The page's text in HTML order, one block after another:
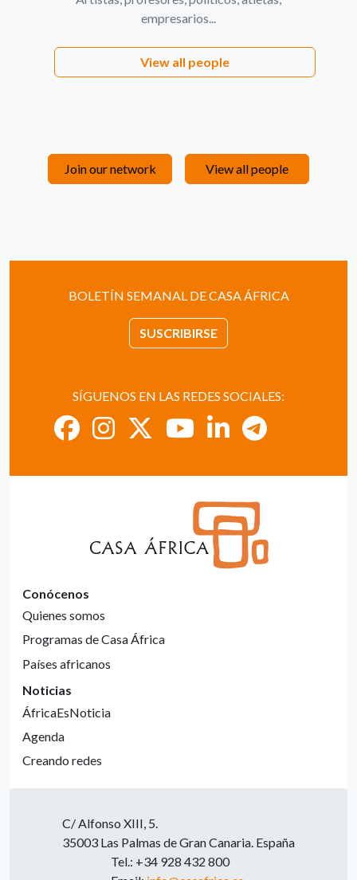
empresarios...
View all people
Join our network View all people
BOLETÍN SEMANAL DE CASA ÁFRICA
SUSCRIBIRSE
SÍGUENOS EN LAS REDES SOCIALES:
Conócenos
Quienes somos
Programas de Casa África
Países africanos
Noticias
ÁfricaEsNoticia
Agenda
Creando redes
C/ Alfonso XIII, 5.
35003 Las Palmas de Gran Canaria. España
Tel.: +34 928 432 800